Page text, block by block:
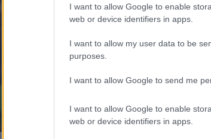
I want to allow Google to enable
web or device identifiers in apps.
I want to allow my user data to be
purposes.
I want to allow Google to send me
I want to allow Google to enable
web or device identifiers in apps.